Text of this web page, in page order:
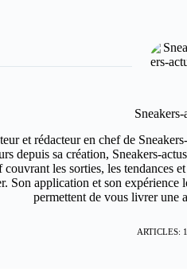
Sneakers-
et rédacteur en chef de
depuis sa création, Sneakers-
couvrant les sorties, les tendances
Son application et son
permettent de vous livrer une
ARTICLES: